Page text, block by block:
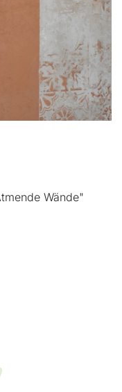
Wände"